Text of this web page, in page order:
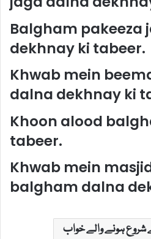
Balgham pakeeza
dekhnay ki tabeer.
Khwab mein
dalna dekhnay ki
Khoon alood
tabeer.
Khwab mein
balgham dalna
ہونے والے خواب